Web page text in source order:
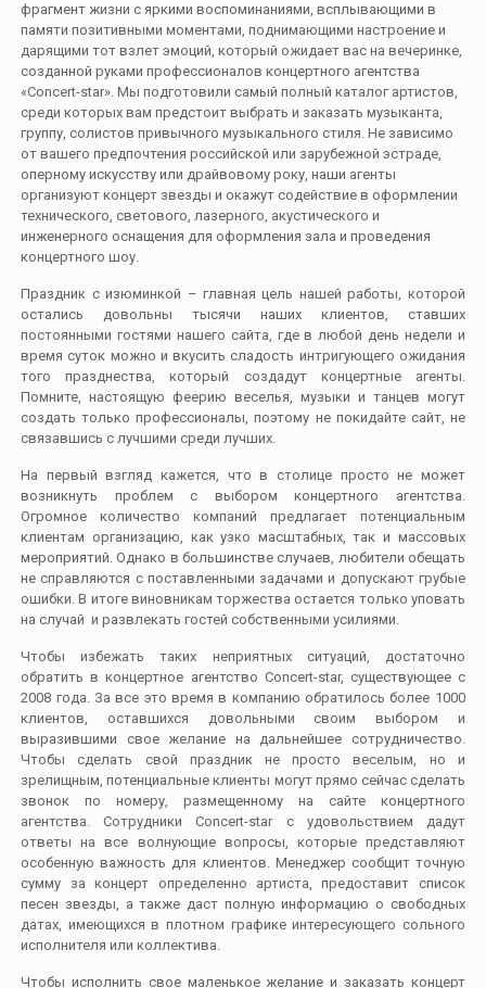
фрагмент жизни с яркими воспоминаниями, всплывающими в
памяти позитивными моментами, поднимающими настроение и
дарящими тот взлет эмоций, который ожидает вас на вечеринке,
созданной руками профессионалов концертного агентства
«Сoncert-star». Мы подготовили самый полный каталог артистов,
среди которых вам предстоит выбрать и заказать музыканта,
группу, солистов привычного музыкального стиля. Не зависимо
от вашего предпочтения российской или зарубежной эстраде,
оперному искусству или драйвовому року, наши агенты
организуют концерт звезды и окажут содействие в оформлении
технического, светового, лазерного, акустического и
инженерного оснащения для оформления зала и проведения
концертного шоу.
Праздник с изюминкой – главная цель нашей работы, которой
остались довольны тысячи наших клиентов, ставших
постоянными гостями нашего сайта, где в любой день недели и
время суток можно и вкусить сладость интригующего ожидания
того празднества, который создадут концертные агенты.
Помните, настоящую феерию веселья, музыки и танцев могут
создать только профессионалы, поэтому не покидайте сайт, не
связавшись с лучшими среди лучших.
На первый взгляд кажется, что в столице просто не может
возникнуть проблем с выбором концертного агентства.
Огромное количество компаний предлагает потенциальным
клиентам организацию, как узко масштабных, так и массовых
мероприятий. Однако в большинстве случаев, любители обещать
не справляются с поставленными задачами и допускают грубые
ошибки. В итоге виновникам торжества остается только уповать
на случай и развлекать гостей собственными усилиями.
Чтобы избежать таких неприятных ситуаций, достаточно
обратить в концертное агентство Concert-star, существующее с
2008 года. За все это время в компанию обратилось более 1000
клиентов, оставшихся довольными своим выбором и
выразившими свое желание на дальнейшее сотрудничество.
Чтобы сделать свой праздник не просто веселым, но и
зрелищным, потенциальные клиенты могут прямо сейчас сделать
звонок по номеру, размещенному на сайте концертного
агентства. Сотрудники Concert-star с удовольствием дадут
ответы на все волнующие вопросы, которые представляют
особенную важность для клиентов. Менеджер сообщит точную
сумму за концерт определенно артиста, предоставит список
песен звезды, а также даст полную информацию о свободных
датах, имеющихся в плотном графике интересующего сольного
исполнителя или коллектива.
Чтобы исполнить свое маленькое желание и заказать концерт